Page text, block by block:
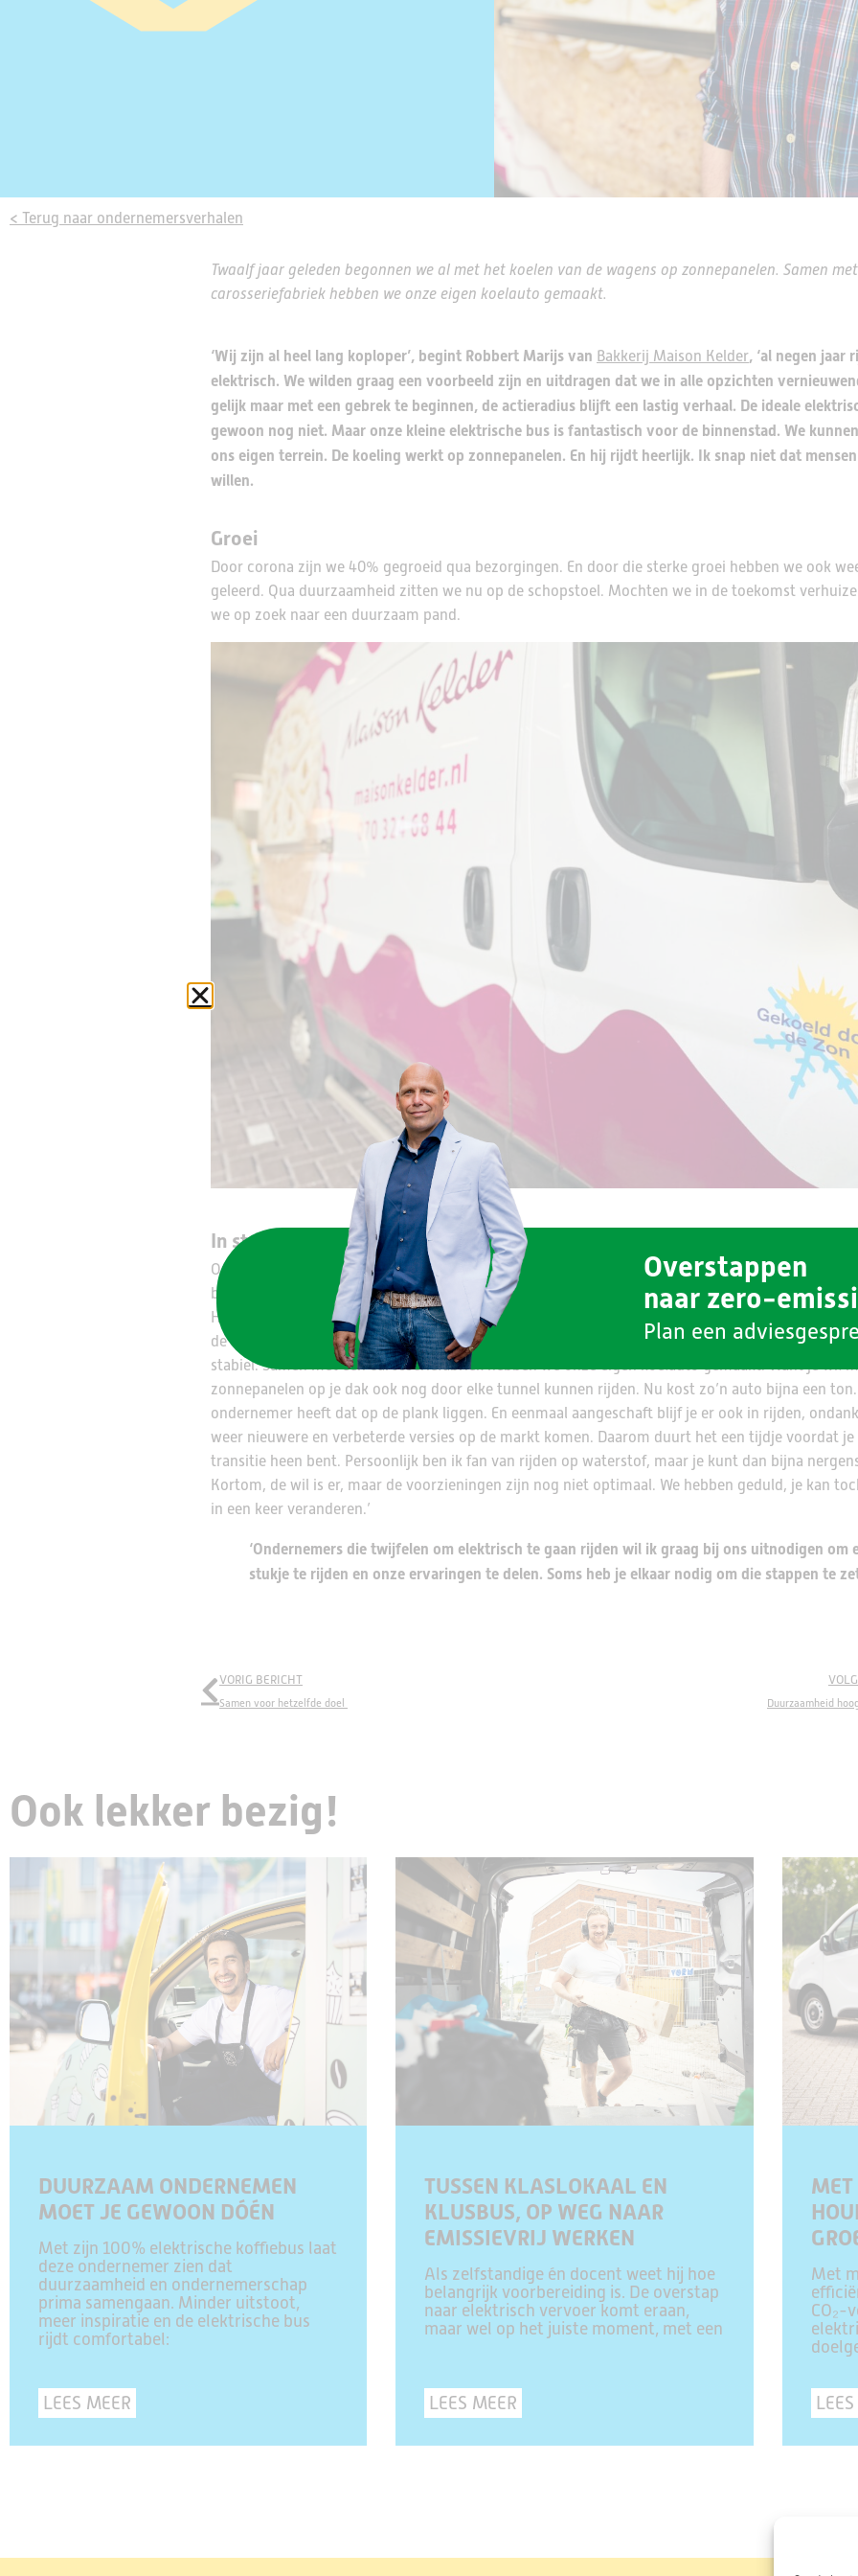
< Terug naar ondernemersverhalen
Twaalf jaar geleden begonnen we al met het koelen van de wagens op zonnepanelen. Samen
carosseriefabriek hebben we onze eigen koelauto gemaakt.
‘Wij zijn al heel lang koploper’, begint Robbert Marijs van Bakkerij Maison Kelder, ‘al negen jaar
elektrisch. We wilden graag een voorbeeld zijn en uitdragen dat we in alle opzichten
gelijk maar met een gebrek te beginnen, de actieradius blijft een lastig verhaal. De ideale
gewoon nog niet. Maar onze kleine elektrische bus is fantastisch voor de binnenstad. We
ons eigen terrein. De koeling werkt op zonnepanelen. En hij rijdt heerlijk. Ik snap niet dat
willen.
Groei
Door corona zijn we 40% gegroeid qua bezorgingen. En door die sterke groei hebben we ook
geleerd. Qua duurzaamheid zitten we nu op de schopstoel. Mochten we in de toekomst
we op zoek naar een duurzaam pand.
In stappen
Ons bedrijf bestaat 90 jaar. We werken bij logistiek in de Junostraat met zo’n 45 man… waarvan
banketbakkers, 5 in expeditie, 13 chauffeurs en 3 op kantoor. Daarnaast hebben we nog 4
Haagse regio en 20 doorleverpunten in de Randstad. Twaalf jaar geleden begonnen we al met
de wagens op zonnepanelen. Ideaal, want bij elke stop blijft de koeling doordraaien en de
stabiel. Samen met een carosseriefabriek hebben we onze eigen koelauto gemaakt. Want je wil
zonnepanelen op je dak ook nog door elke tunnel kunnen rijden. Nu kost zo’n auto bijna een
ondernemer heeft dat op de plank liggen. En eenmaal aangeschaft blijf je er ook in rijden,
weer nieuwere en verbeterde versies op de markt komen. Daarom duurt het een tijdje voordat
transitie heen bent. Persoonlijk ben ik fan van rijden op waterstof, maar je kunt dan bijna
Kortom, de wil is er, maar de voorzieningen zijn nog niet optimaal. We hebben geduld, je kan
in een keer veranderen.’
‘Ondernemers die twijfelen om elektrisch te gaan rijden wil ik graag bij ons uitnodigen om
stukje te rijden en onze ervaringen te delen. Soms heb je elkaar nodig om die stappen te
VORIG BERICHT
Samen voor hetzelfde doel Duurzaamheid
Ook lekker bezig!
DUURZAAM ONDERNEMEN
MOET JE GEWOON DÓÉN
Met zijn 100% elektrische koffiebus laat
deze ondernemer zien dat
duurzaamheid en ondernemerschap
prima samengaan. Minder uitstoot,
meer inspiratie en de elektrische bus
rijdt comfortabel:
LEES MEER
TUSSEN KLASLOKAAL EN
KLUSBUS, OP WEG NAAR
EMISSIEVRIJ WERKEN
Als zelfstandige én docent weet hij hoe
belangrijk voorbereiding is. De overstap
naar elektrisch vervoer komt eraan,
maar wel op het juiste moment, met een
LEES MEER
MET
Met
CO₂-
Overstappen
naar zero-
Plan een